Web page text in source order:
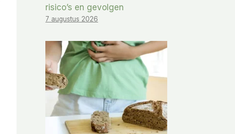
risico’s en gevolgen
7 augustus 2026